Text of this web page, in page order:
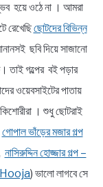
হয়ে ওঠে না । আমরা
রেখেছিছোটদের বিভিন্ন
ছবি দিয়ে সাজানো
তাই গল্পের বই পড়ার
ওয়েবসাইটের পাতায়
। শুধু ছোটরাই
গোপাল ভাঁড়ের মজার গল্প
নাসিরুদ্দিন হোজ্জার গল্প –
) ভালো লাগবে সে